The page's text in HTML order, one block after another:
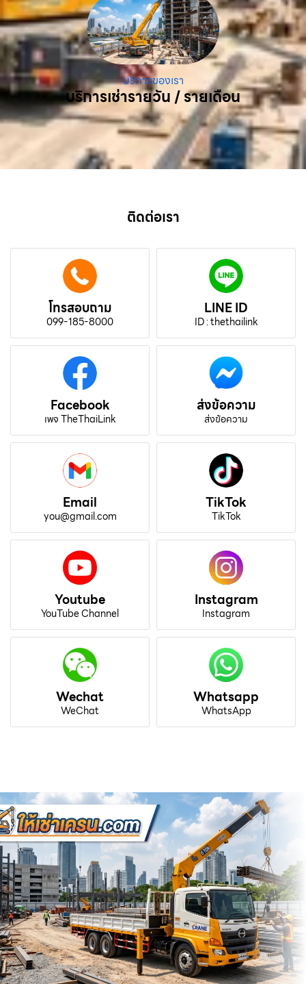
บริการของเรา
บริการเช่ารายวัน / รายเดือน
ติดต่อเรา
โทรสอบถาม
099-185-8000
LINE ID
ID : thethailink
Facebook
เพจ TheThaiLink
ส่งข้อความ
ส่งข้อความ
Email
you@gmail.com
TikTok
TikTok
Youtube
YouTube Channel
Instagram
Instagram
Wechat
WeChat
Whatsapp
WhatsApp